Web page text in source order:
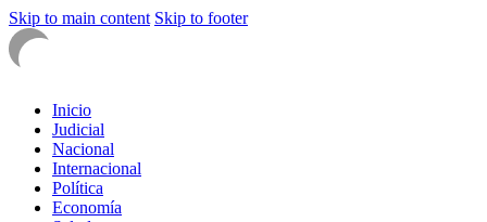
Skip to main content Skip to footer
Inicio
Judicial
Nacional
Internacional
Política
Economía